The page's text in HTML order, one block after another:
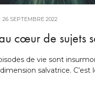
26 SEPTEMBRE 2022
cœur de sujets
de vie sont
salvatrice. C’est